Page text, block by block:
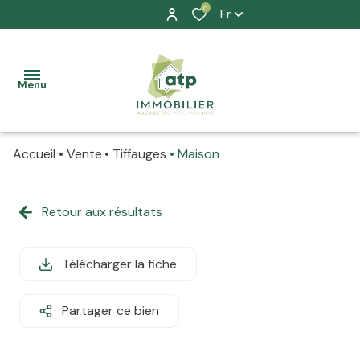
0 Fr
Menu
nos
à la
location
allure
La
Accueil Vente Tiffauges Maison
Retour aux résultats
Télécharger la fiche
Partager ce bien